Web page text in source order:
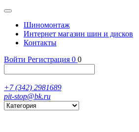
Шиномонтаж
Интернет магазин шин и дисков
Контакты
Войти Регистрация 0 0
+7 (342) 2981689
pit-stop@bk.ru